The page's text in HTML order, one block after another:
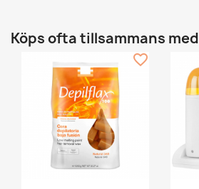
Köps ofta tillsammans med
favorite_border